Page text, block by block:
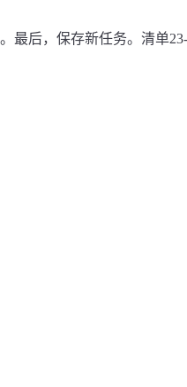
最后，保存新任务。清单